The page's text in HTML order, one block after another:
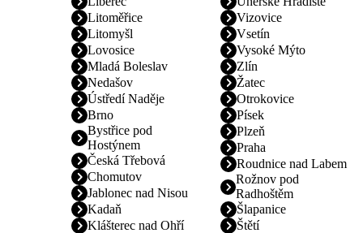
Litoměřice
Litomyšl
Lovosice
Mladá Boleslav
Nedašov
Vizovice
Vsetín
Vysoké Mýto
Zlín
Žatec
Ústředí Naděje
Brno
Bystřice pod
Hostýnem
Česká Třebová
Chomutov
Jablonec nad Nisou
Kadaň
Klášterec nad Ohří
Otrokovice
Písek
Plzeň
Praha
Roudnice nad Labem
Rožnov pod
Radhoštěm
Šlapanice
Štětí